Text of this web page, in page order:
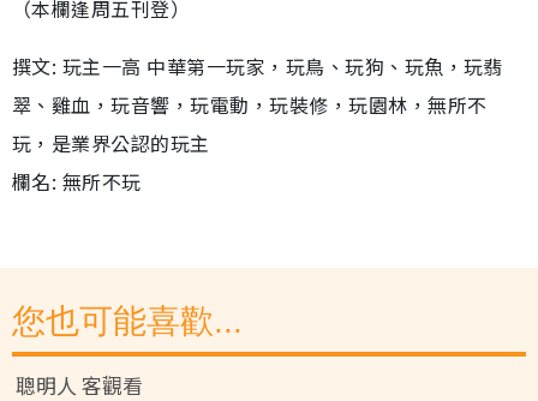
（本欄逢周五刊登）
撰文: 玩主一高 中華第一玩家，玩鳥、玩狗、玩魚，玩翡
翠、雞血，玩音響，玩電動，玩裝修，玩園林，無所不
玩，是業界公認的玩主
欄名: 無所不玩
您也可能喜歡...
聰明人 客觀看